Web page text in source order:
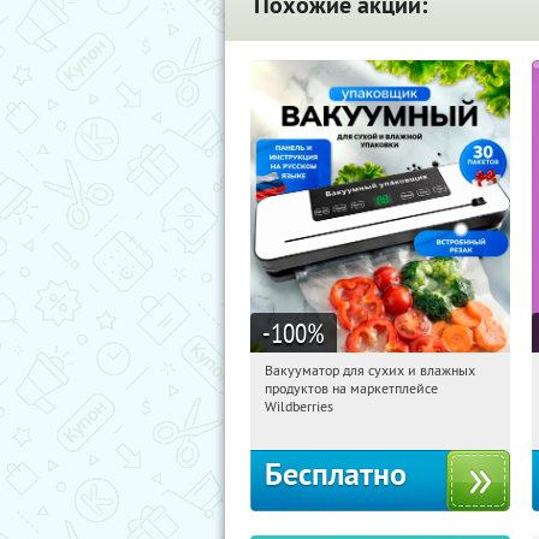
-100%
12:03:30 Получили:195
Россия
Вакууматор для сухих и влажных
продуктов на маркетплейсе
Wildberries
Бесплатно